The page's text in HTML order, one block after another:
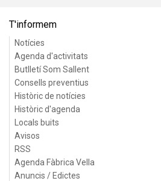
T'informem
Notícies
Agenda d'activitats
Butlletí Som Sallent
Consells preventius
Històric de notícies
Històric d'agenda
Locals buits
Avisos
RSS
Agenda Fàbrica Vella
Anuncis / Edictes